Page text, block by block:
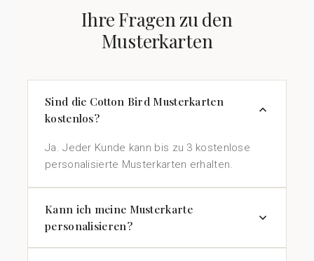
Ihre Fragen zu den
Musterkarten
Sind die Cotton Bird Musterkarten
kostenlos?
Ja. Jeder Kunde kann bis zu 3 kostenlose
personalisierte Musterkarten erhalten.
Kann ich meine Musterkarte
personalisieren?